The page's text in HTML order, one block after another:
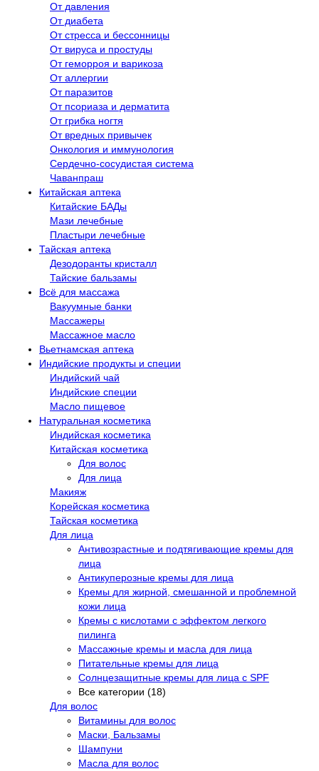
От давления
От диабета
От стресса и бессонницы
От вируса и простуды
От геморроя и варикоза
От аллергии
От паразитов
От псориаза и дерматита
От грибка ногтя
От вредных привычек
Онкология и иммунология
Сердечно-сосудистая система
Чаванпраш
Китайская аптека
Китайские БАДы
Мази лечебные
Пластыри лечебные
Тайская аптека
Дезодоранты кристалл
Тайские бальзамы
Всё для массажа
Вакуумные банки
Массажеры
Массажное масло
Вьетнамская аптека
Индийские продукты и специи
Индийский чай
Индийские специи
Масло пищевое
Натуральная косметика
Индийская косметика
Китайская косметика
Для волос
Для лица
Макияж
Корейская косметика
Тайская косметика
Для лица
Антивозрастные и подтягивающие кремы для
лица
Антикуперозные кремы для лица
Кремы для жирной, смешанной и проблемной
кожи лица
Кремы с кислотами с эффектом легкого
пилинга
Массажные кремы и масла для лица
Питательные кремы для лица
Солнцезащитные кремы для лица с SPF
Все категории (18)
Для волос
Витамины для волос
Маски, Бальзамы
Шампуни
Масла для волос